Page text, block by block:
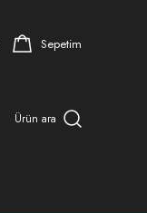
Sepetim
Ürün ara